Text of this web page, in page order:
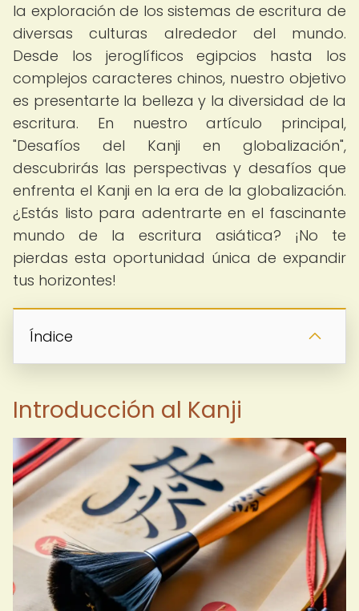
la exploración de los sistemas de escritura de
diversas culturas alrededor del mundo.
Desde los jeroglíficos egipcios hasta los
complejos caracteres chinos, nuestro objetivo
es presentarte la belleza y la diversidad de la
escritura. En nuestro artículo principal,
"Desafíos del Kanji en globalización",
descubrirás las perspectivas y desafíos que
enfrenta el Kanji en la era de la globalización.
¿Estás listo para adentrarte en el fascinante
mundo de la escritura asiática? ¡No te
pierdas esta oportunidad única de expandir
tus horizontes!
Índice
Introducción al Kanji